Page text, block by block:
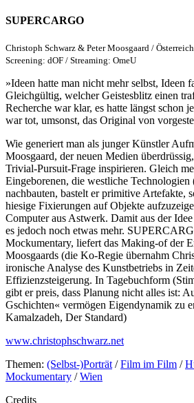
SUPERCARGO
Christoph Schwarz & Peter Moosgaard /
Screening: dOF / Streaming: OmeU
»Ideen hatte man nicht mehr selbst, Ideen
Gleichgültig, welcher Geistesblitz einen
Recherche war klar, es hatte längst schon
war tot, umsonst, das Original von
Wie generiert man als junger Künstler
Moosgaard, der neuen Medien
Trivial-Pursuit-Frage inspirieren. Gleich
Eingeborenen, die westliche
nachbauten, bastelt er primitive Artefakte,
hiesige Fixierungen auf Objekte
Computer aus Astwerk. Damit aus der
es jedoch noch etwas mehr.
Mockumentary, liefert das Making-of der
Moosgaards (die Ko-Regie übernahm
ironische Analyse des Kunstbetriebs in
Effizienzsteigerung. In Tagebuchform
gibt er preis, dass Planung nicht alles ist:
Gschichten« vermögen Eigendynamik zu
Kamalzadeh, Der Standard)
www.christophschwarz.net
Themen: (Selbst-)Porträt /Film im Film /
Mockumentary /Wien
Credits